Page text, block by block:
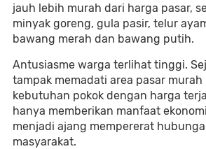
jauh lebih murah dari harga pasar,
minyak goreng, gula pasir, telur
bawang merah dan bawang putih.
Antusiasme warga terlihat tinggi.
tampak memadati area pasar
kebutuhan pokok dengan harga
hanya memberikan manfaat
menjadi ajang mempererat
masyarakat.